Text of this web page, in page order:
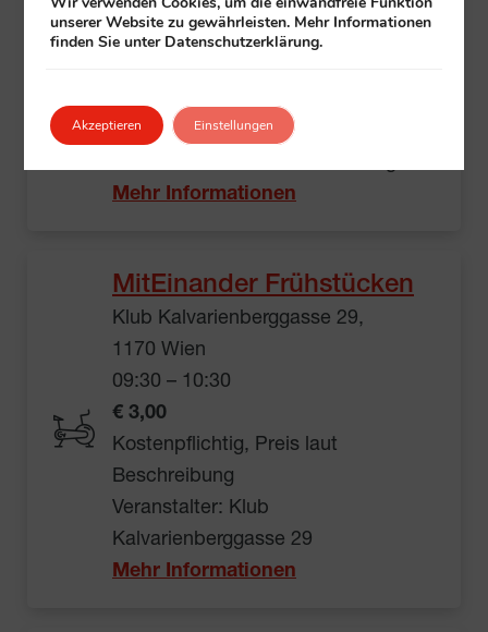
Essling und Umgebung
gratis
Mehr Informationen
MitEinander Frühstücken
Klub Kalvarienberggasse 29,
1170 Wien
09:30 – 10:30
€ 3,00
Kostenpflichtig, Preis laut
Beschreibung
Veranstalter: Klub
Kalvarienberggasse 29
Mehr Informationen
unserer Website zu gewährleisten. Mehr Informationen
finden Sie unter Datenschutzerklärung.
Akzeptieren Einstellungen